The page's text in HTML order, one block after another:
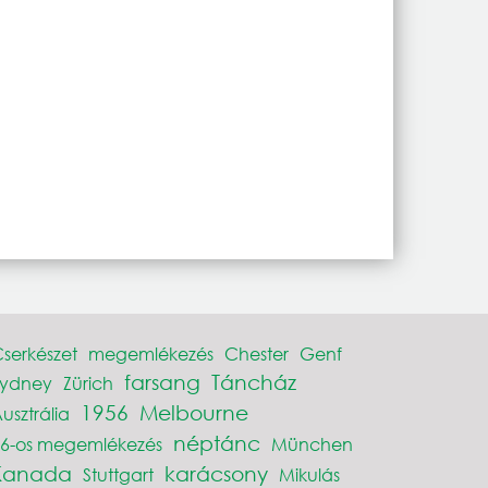
megemlékezés Chester Genf
Zürich farsang Táncház
1956 Melbourne
os megemlékezés néptánc München
Stuttgart karácsony Mikulás